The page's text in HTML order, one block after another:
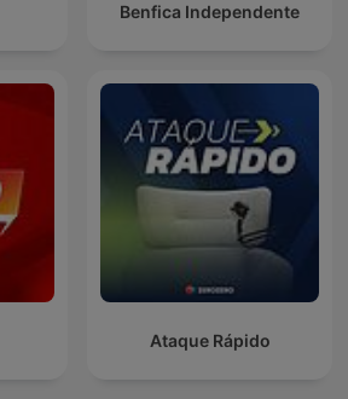
Benfica Independente
Ataque Rápido